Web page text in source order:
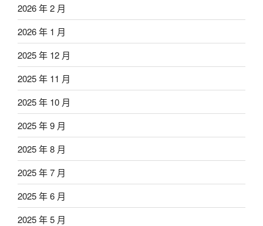
2026 年 2 月
2026 年 1 月
2025 年 12 月
2025 年 11 月
2025 年 10 月
2025 年 9 月
2025 年 8 月
2025 年 7 月
2025 年 6 月
2025 年 5 月